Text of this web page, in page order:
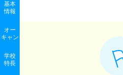
基本
情報
オー
キャン
学校
特長